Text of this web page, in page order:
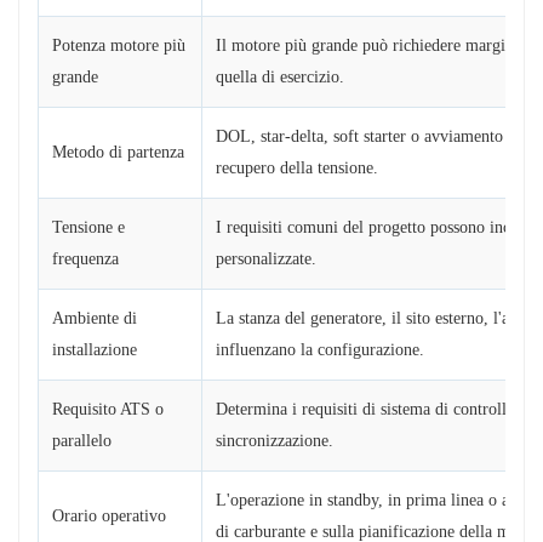
Potenza motore più
grande
Il motore più grande può richiedere margine
quella di esercizio.
Metodo di partenza
DOL, star-delta, soft starter o avviamento
recupero della tensione.
Tensione e
frequenza
I requisiti comuni del progetto possono
personalizzate.
Ambiente di
installazione
La stanza del generatore, il sito esterno,
influenzano la configurazione.
Requisito ATS o
parallelo
Determina i requisiti di sistema di controllo,
sincronizzazione.
Orario operativo
L'operazione in standby, in prima linea o a
di carburante e sulla pianificazione della